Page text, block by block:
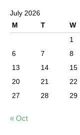
July 2026
M
T W
1
6
7 8
13
14 15
20
21 22
27
28 29
« Oct